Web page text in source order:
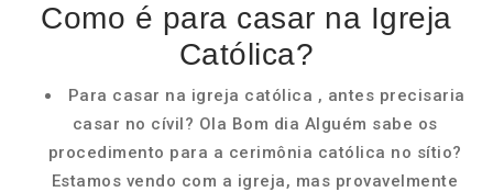
Como é para casar na Igreja
Católica?
Para casar na igreja católica , antes precisaria
casar no cívil? Ola Bom dia Alguém sabe os
procedimento para a cerimônia católica no sítio?
Estamos vendo com a igreja, mas provavelmente